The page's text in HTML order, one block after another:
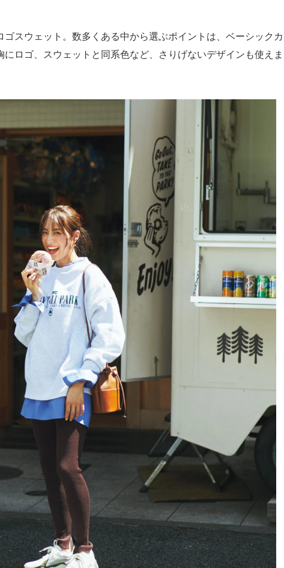
スウェット。数多くある中から選ぶポイントは、ベーシックカ
ロゴ、スウェットと同系色など、さりげないデザインも使えま